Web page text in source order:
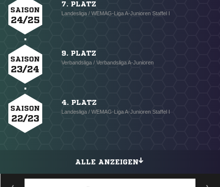
SAISON
24/25
7. PLATZ
Landesliga / WEMAG-Liga A-Junioren Staffel I
SAISON
23/24
9. PLATZ
Verbandsliga / Verbandsliga A-Junioren
SAISON
22/23
4. PLATZ
Landesliga / WEMAG-Liga A-Junioren Staffel I
ALLE ANZEIGEN